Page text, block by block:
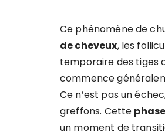
Ce phénomène de
de cheveux, les
temporaire des tiges
commence
Ce n’est pas un
greffons. Cette
un moment de